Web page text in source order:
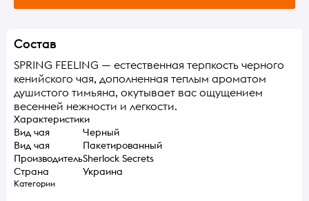
Состав
SPRING FEELING — естественная терпкость черного
кенийского чая, дополненная теплым ароматом
душистого тимьяна, окутывает вас ощущением
весенней нежности и легкости.
Характеристики
Вид чая
Черный
Вид чая
Пакетированный
ПроизводительSherlock Secrets
Страна
Украина
Категории